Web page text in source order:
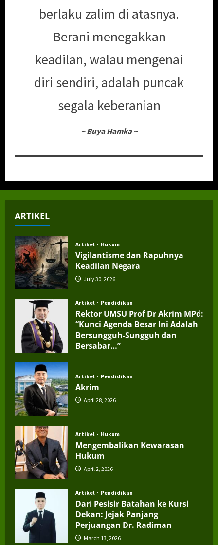
berlaku zalim di atasnya.
Berani menegakkan
keadilan, walau mengenai
diri sendiri, adalah puncak
segala keberanian
~ Buya Hamka ~
ARTIKEL
Artikel Hukum
Vigilantisme dan Rapuhnya
Keadilan Negara
July 30, 2026
Artikel Pendidikan
Rektor UMSU Prof Dr Akrim MPd:
“Kunci Agenda Besar Ini Adalah
Bersungguh-Sungguh dan
Bersabar…”
Artikel Pendidikan
Akrim
April 28, 2026
Artikel Hukum
Mengembalikan Kewarasan
Hukum
April 2, 2026
Artikel Pendidikan
Dari Pesisir Batahan ke Kursi
Dekan: Jejak Panjang
Perjuangan Dr. Radiman
March 13, 2026